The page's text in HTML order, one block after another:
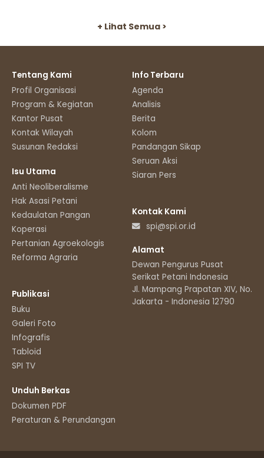
+ Lihat Semua >
Tentang Kami
Profil Organisasi
Program & Kegiatan
Kantor Pusat
Kontak Wilayah
Susunan Redaksi
Isu Utama
Anti Neoliberalisme
Hak Asasi Petani
Kedaulatan Pangan
Koperasi
Pertanian Agroekologis
Reforma Agraria
Publikasi
Buku
Galeri Foto
Infografis
Tabloid
SPI TV
Unduh Berkas
Dokumen PDF
Peraturan & Perundangan
Info Terbaru
Agenda
Analisis
Berita
Kolom
Pandangan Sikap
Seruan Aksi
Siaran Pers
Kontak Kami
spi@spi.or.id
Alamat
Dewan Pengurus Pusat
Serikat Petani Indonesia
Jl. Mampang Prapatan XIV, No.11
Jakarta - Indonesia 12790